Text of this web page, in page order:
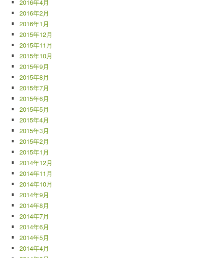
2016年4月
2016年2月
2016年1月
2015年12月
2015年11月
2015年10月
2015年9月
2015年8月
2015年7月
2015年6月
2015年5月
2015年4月
2015年3月
2015年2月
2015年1月
2014年12月
2014年11月
2014年10月
2014年9月
2014年8月
2014年7月
2014年6月
2014年5月
2014年4月